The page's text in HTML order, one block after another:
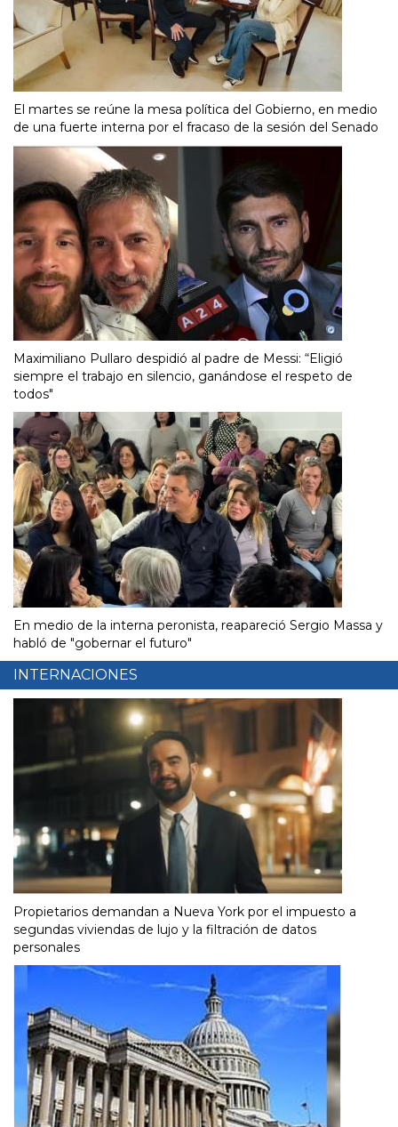
El martes se reúne la mesa política del Gobierno, en medio
de una fuerte interna por el fracaso de la sesión del Senado
Maximiliano Pullaro despidió al padre de Messi: “Eligió
siempre el trabajo en silencio, ganándose el respeto de
todos"
En medio de la interna peronista, reapareció Sergio Massa y
habló de "gobernar el futuro"
INTERNACIONES
Propietarios demandan a Nueva York por el impuesto a
segundas viviendas de lujo y la filtración de datos
personales